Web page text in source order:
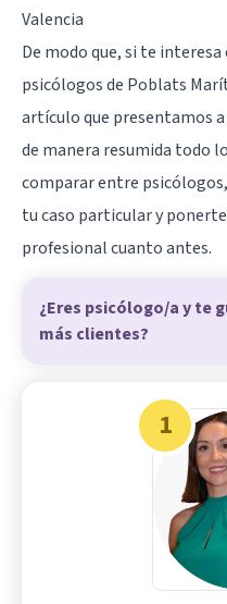
Valencia
De modo que, si te
psicólogos de Poblats
artículo que presentamos
de manera resumida todo
comparar entre
tu caso particular y
profesional cuanto antes.
¿Eres psicólogo/a y te
más clientes?
1